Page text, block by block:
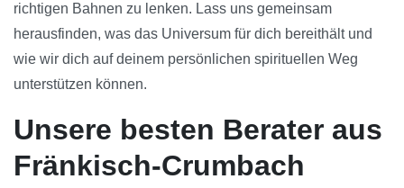
richtigen Bahnen zu lenken. Lass uns gemeinsam
herausfinden, was das Universum für dich bereithält und
wie wir dich auf deinem persönlichen spirituellen Weg
unterstützen können.
Unsere besten Berater aus
Fränkisch-Crumbach